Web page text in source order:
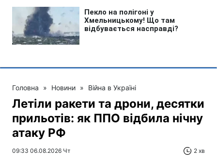
Головна » Новини » Війна в Україні
Летіли ракети та дрони, десятки
прильотів: як ППО відбила нічну
атаку РФ
09:33 06.08.2026 Чт 2 хв